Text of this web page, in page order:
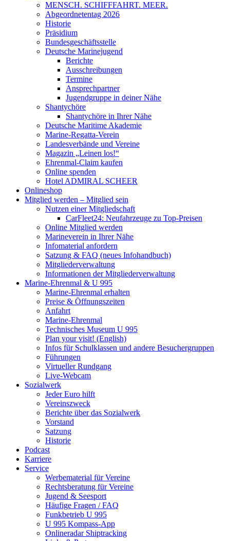
MENSCH. SCHIFFFAHRT. MEER.
Abgeordnetentag 2026
Historie
Präsidium
Bundesgeschäftsstelle
Deutsche Marinejugend
Berichte
Ausschreibungen
Termine
Ansprechpartner
Jugendgruppe in deiner Nähe
Shantychöre
Shantychöre in Ihrer Nähe
Deutsche Maritime Akademie
Marine-Regatta-Verein
Landesverbände und Vereine
Magazin „Leinen los!“
Ehrenmal-Claim kaufen
Online spenden
Hotel ADMIRAL SCHEER
Onlineshop
Mitglied werden – Mitglied sein
Nutzen einer Mitgliedschaft
CarFleet24: Neufahrzeuge zu Top-Preisen
Online Mitglied werden
Marineverein in Ihrer Nähe
Infomaterial anfordern
Satzung & FAQ (neues Infohandbuch)
Mitgliederverwaltung
Informationen der Mitgliederverwaltung
Marine-Ehrenmal & U 995
Marine-Ehrenmal erhalten
Preise & Öffnungszeiten
Anfahrt
Marine-Ehrenmal
Technisches Museum U 995
Plan your visit! (English)
Infos für Schulklassen und andere Besuchergruppen
Führungen
Virtueller Rundgang
Live-Webcam
Sozialwerk
Jeder Euro hilft
Vereinszweck
Berichte über das Sozialwerk
Vorstand
Satzung
Historie
Podcast
Karriere
Service
Werbematerial für Vereine
Rechtsberatung für Vereine
Jugend & Seesport
Häufige Fragen / FAQ
Funkbetrieb U 995
U 995 Kompass-App
Onlineradar Shiptracking